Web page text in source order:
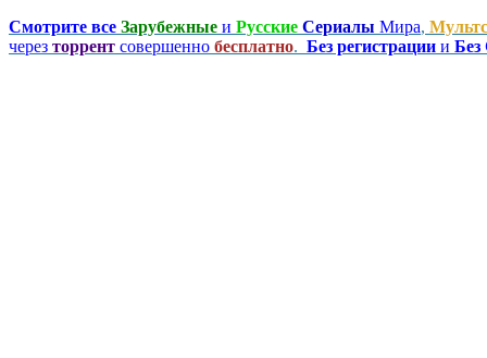
Смотрите все Зарубежные и Русские Сериалы Мира,
через торрент совершенно бесплатно. Без регистрации и